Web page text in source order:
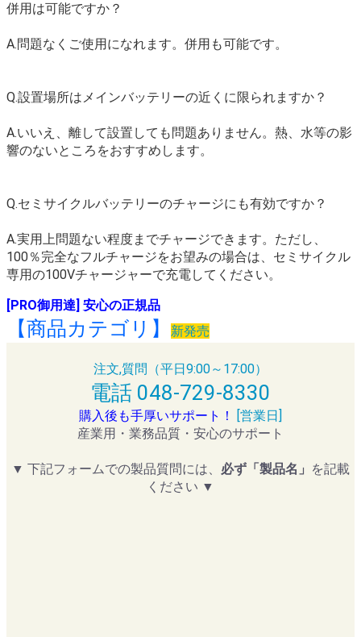
併用は可能ですか？
A.問題なくご使用になれます。併用も可能です。
Q.設置場所はメインバッテリーの近くに限られますか？
A.いいえ、離して設置しても問題ありません。熱、水等の影
響のないところをおすすめします。
Q.セミサイクルバッテリーのチャージにも有効ですか？
A.実用上問題ない程度までチャージできます。ただし、
100％完全なフルチャージをお望みの場合は、セミサイクル
専用の100Vチャージャーで充電してください。
[PRO御用達] 安心の正規品
【商品カテゴリ】 新発売
注文,質問（平日9:00～17:00）
電話 048-729-8330
購入後も手厚いサポート！
[営業日]
産業用・業務品質・安心のサポート
▼ 下記フォームでの製品質問には、 必ず「製品名」 を記載
ください ▼